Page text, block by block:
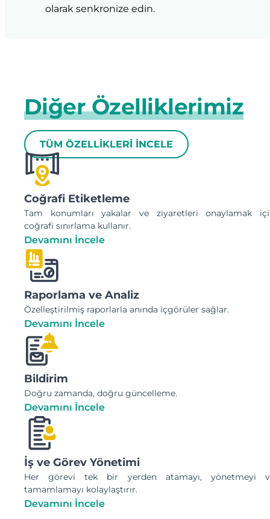
olarak senkronize edin.
Diğer Özelliklerimiz
TÜM ÖZELLİKLERİ İNCELE
Coğrafi Etiketleme
Tam konumları yakalar ve ziyaretleri onaylamak
coğrafi sınırlama kullanır.
Devamını İncele
Raporlama ve Analiz
Özelleştirilmiş raporlarla anında içgörüler sağlar.
Devamını İncele
Bildirim
Doğru zamanda, doğru güncelleme.
Devamını İncele
İş ve Görev Yönetimi
Her görevi tek bir yerden atamayı, yönetmeyi
tamamlamayı kolaylaştırır.
Devamını İncele